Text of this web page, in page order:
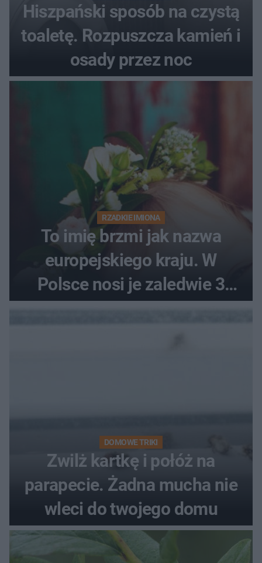
Hiszpański sposób na czystą
toaletę. Rozpuszcza kamień i
osady przez noc
RZADKIE IMIONA
To imię brzmi jak nazwa
europejskiego kraju. W
Polsce nosi je zaledwie 3
kobiety
DOMOWE TRIKI
Zwilż kartkę i połóż na
parapecie. Żadna mucha nie
wleci do twojego domu